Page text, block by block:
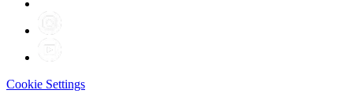
Cookie Settings